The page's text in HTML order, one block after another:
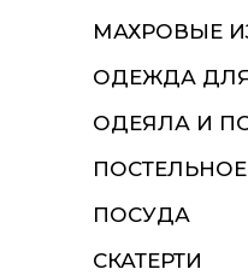
МАХРОВЫЕ
ОДЕЖДА
ОДЕЯЛА И
ПОСУДА
СКАТЕРТИ